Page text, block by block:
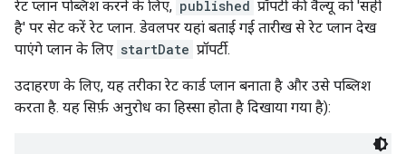
रेट प्लान पब्लिश करने के लिए, published प्रॉपर्टी की वैल्यू को 'सही
है' पर सेट करें रेट प्लान. डेवलपर यहां बताई गई तारीख से रेट प्लान देख
पाएंगे प्लान के लिए startDate प्रॉपर्टी.
उदाहरण के लिए, यह तरीका रेट कार्ड प्लान बनाता है और उसे पब्लिश
करता है. यह सिर्फ़ अनुरोध का हिस्सा होता है दिखाया गया है):